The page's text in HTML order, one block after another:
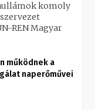
komoly
REN Magyar
működnek a
naperőművei